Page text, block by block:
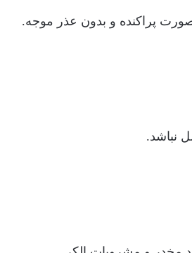
پراکنده و بدون عذر موجه.
نباشد.